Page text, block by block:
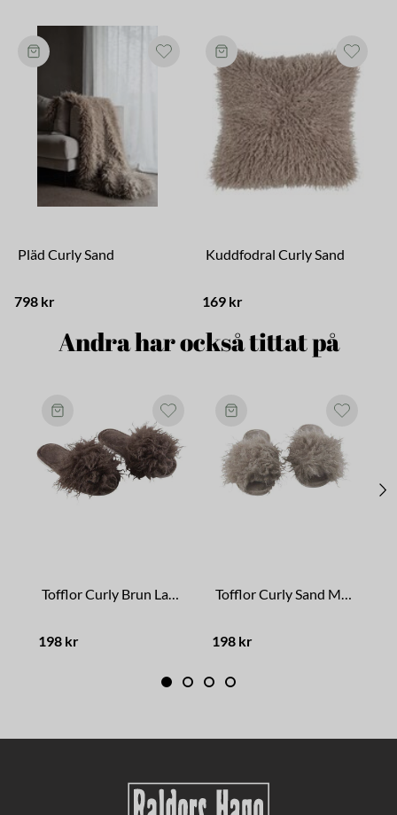
Pläd Curly Sand
798 kr
Kuddfodral Curly Sand
169 kr
Andra har också tittat på
Tofflor Curly Brun Large
198 kr
Tofflor Curly Sand Medium
198 kr